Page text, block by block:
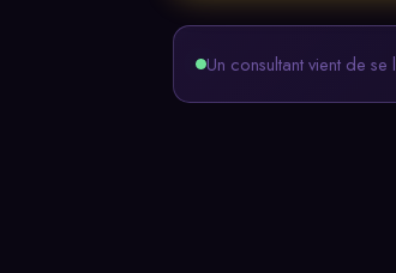
Un consultant vient de